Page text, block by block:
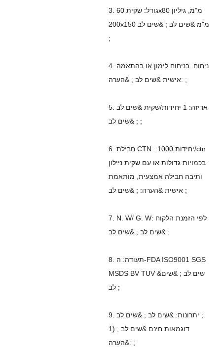
3. גודל: שקית 60x80 מ"מ, גיליון
200x150 מ"מ &שים לב ; &שים לב
;
4. ניחוח: בניחוח לימון או בהתאמה
אישית &שים לב ; &הערה: ;
5. אריזה: 1 יחידות/שקית &שים לב
; &שים לב ;
6. חבילת CTN : 1000 יחידות/ctn
בכמויות גדולות או עם שקית ניילון
ותיבה חבילה אמצעית, מותאמת
אישית &הערה: ; &שים לב ;
7. N. W/ G. W: לפי הזמנת הלקוח
&שים לב ; &שים לב ;
8. תעודה: ה-FDA ISO9001 SGS
MSDS BV TUV &שים לב ; &שים
לב ;
9. יתרונות: &שים לב ; &שים לב ;
1) דוגמאות חינם &שים לב ;
&הערה: ;